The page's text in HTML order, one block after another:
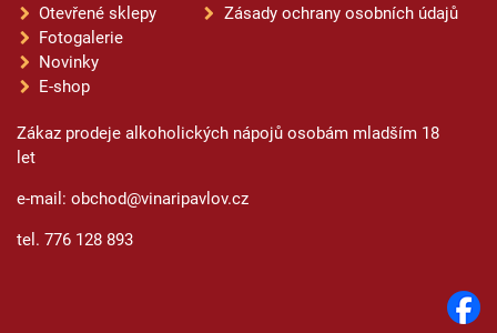
Otevřené sklepy
Fotogalerie
Novinky
E-shop
Zásady ochrany osobních údajů
Zákaz prodeje alkoholických nápojů osobám mladším 18
let
e-mail: obchod@vinaripavlov.cz
tel. 776 128 893